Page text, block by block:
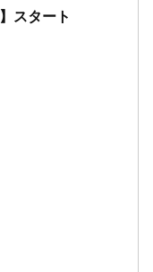
スタート